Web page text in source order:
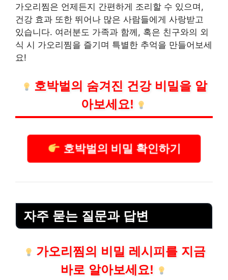
가오리찜은 언제든지 간편하게 조리할 수 있으며,
건강 효과 또한 뛰어나 많은 사람들에게 사랑받고
있습니다. 여러분도 가족과 함께, 혹은 친구와의 외
식 시 가오리찜을 즐기며 특별한 추억을 만들어보세
요!
호박벌의 숨겨진 건강 비밀을 알
아보세요!
호박벌의 비밀 확인하기
자주 묻는 질문과 답변
가오리찜의 비밀 레시피를 지금
바로 알아보세요!